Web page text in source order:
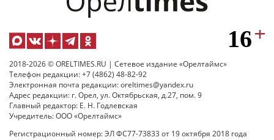
2018-2026 © ORELTIMES.RU | Сетевое издание «Орелтаймс»
Телефон редакции: +7 (4862) 48-82-92
Электронная почта редакции: oreltimes@yandex.ru
Адрес редакции: г. Орел, ул. Октябрьская, д.27, пом. 9
Главный редактор: Е. Н. Годлевская
Учредитель: ООО «Орелтаймс»
Регистрационный номер: ЭЛ ФС77-73833 от 19 октября 2018 года